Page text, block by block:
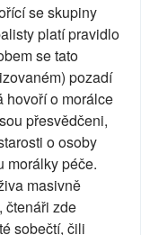
se skupiny
platí pravidlo
se tato
pozadí
hovoří o morálce
přesvědčeni,
o osoby
morálky péče.
masivně
čtenáři zde
sobečtí, čili